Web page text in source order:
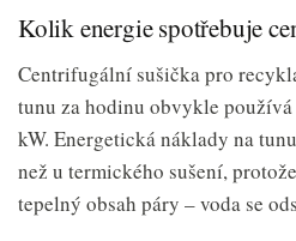
Kolik energie spotřebuje
Centrifugální sušička pro
tunu za hodinu obvykle
kW. Energetická náklady na
než u termického sušení,
tepelný obsah páry – voda se